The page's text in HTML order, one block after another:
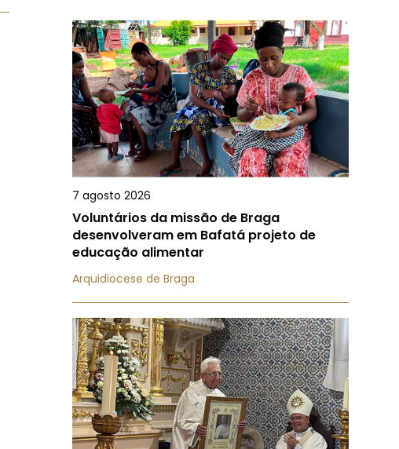
7 agosto 2026
Voluntários da missão de Braga
desenvolveram em Bafatá projeto de
educação alimentar
Arquidiocese de Braga